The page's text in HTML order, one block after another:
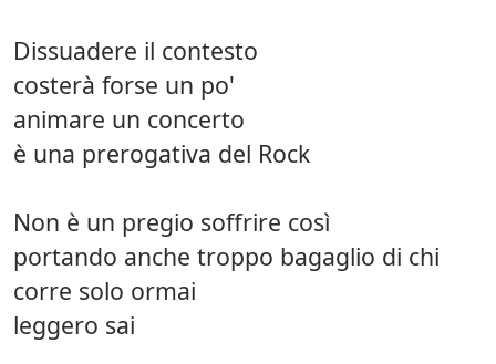
Dissuadere il contesto
costerà forse un po'
animare un concerto
è una prerogativa del Rock
Non è un pregio soffrire così
portando anche troppo bagaglio di chi
corre solo ormai
leggero sai